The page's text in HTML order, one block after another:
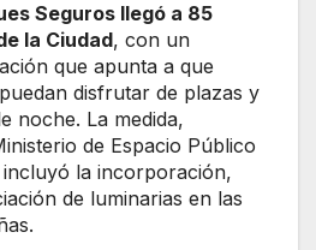
Seguros llegó a 85
la Ciudad, con un
que apunta a que
disfrutar de plazas y
noche. La medida,
de Espacio Público
la incorporación,
de luminarias en las